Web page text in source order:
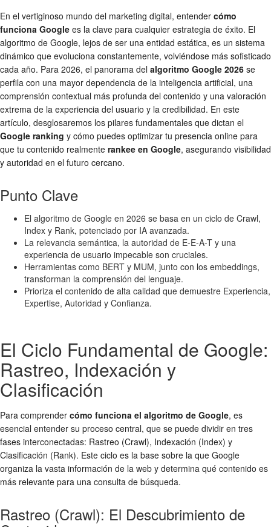
En el vertiginoso mundo del marketing digital, entender cómo
funciona Google es la clave para cualquier estrategia de éxito. El
algoritmo de Google, lejos de ser una entidad estática, es un sistema
dinámico que evoluciona constantemente, volviéndose más sofisticado
cada año. Para 2026, el panorama del algoritmo Google 2026 se
perfila con una mayor dependencia de la inteligencia artificial, una
comprensión contextual más profunda del contenido y una valoración
extrema de la experiencia del usuario y la credibilidad. En este
artículo, desglosaremos los pilares fundamentales que dictan el
Google ranking y cómo puedes optimizar tu presencia online para
que tu contenido realmente rankee en Google, asegurando visibilidad
y autoridad en el futuro cercano.
Punto Clave
El algoritmo de Google en 2026 se basa en un ciclo de Crawl,
Index y Rank, potenciado por IA avanzada.
La relevancia semántica, la autoridad de E-E-A-T y una
experiencia de usuario impecable son cruciales.
Herramientas como BERT y MUM, junto con los embeddings,
transforman la comprensión del lenguaje.
Prioriza el contenido de alta calidad que demuestre Experiencia,
Expertise, Autoridad y Confianza.
El Ciclo Fundamental de Google:
Rastreo, Indexación y
Clasificación
Para comprender cómo funciona el algoritmo de Google, es
esencial entender su proceso central, que se puede dividir en tres
fases interconectadas: Rastreo (Crawl), Indexación (Index) y
Clasificación (Rank). Este ciclo es la base sobre la que Google
organiza la vasta información de la web y determina qué contenido es
más relevante para una consulta de búsqueda.
Rastreo (Crawl): El Descubrimiento de